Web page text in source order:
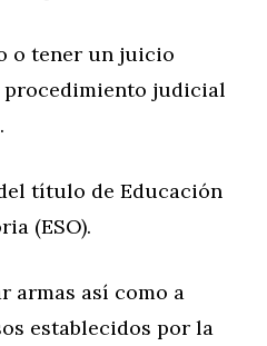
o tener un juicio
judicial
título de Educación
(ESO).
armas así como a
establecidos por la